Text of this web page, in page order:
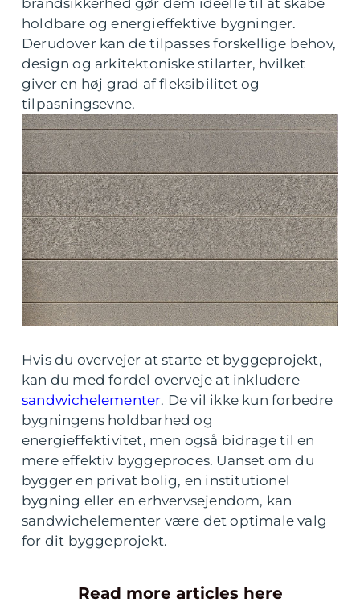
brandsikkerhed gør dem ideelle til at skabe
holdbare og energieffektive bygninger.
Derudover kan de tilpasses forskellige behov,
design og arkitektoniske stilarter, hvilket
giver en høj grad af fleksibilitet og
tilpasningsevne.
Hvis du overvejer at starte et byggeprojekt,
kan du med fordel overveje at inkludere
sandwichelementer. De vil ikke kun forbedre
bygningens holdbarhed og
energieffektivitet, men også bidrage til en
mere effektiv byggeproces. Uanset om du
bygger en privat bolig, en institutionel
bygning eller en erhvervsejendom, kan
sandwichelementer være det optimale valg
for dit byggeprojekt.
Read more articles here